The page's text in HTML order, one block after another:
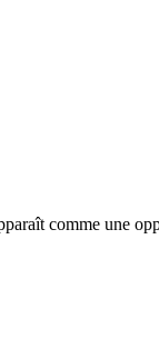
comme une